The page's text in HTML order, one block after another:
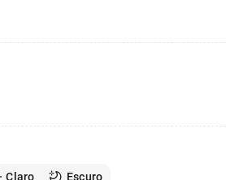
Claro Escuro